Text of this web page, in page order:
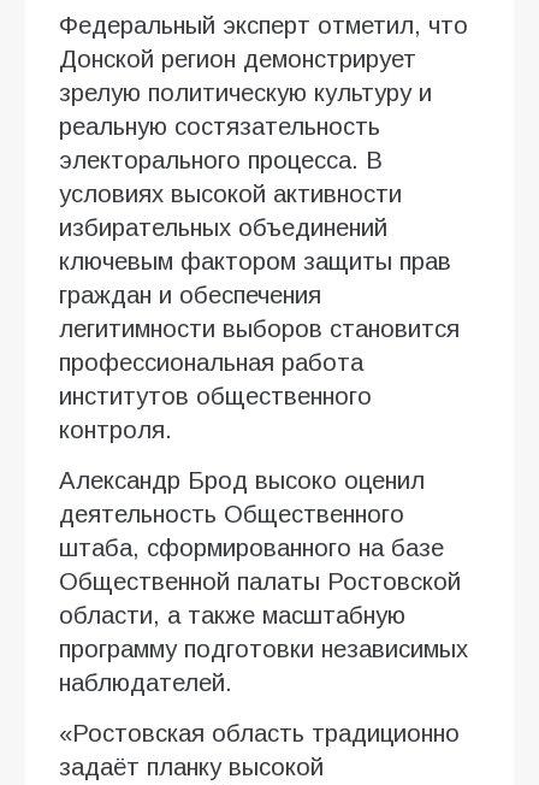
Федеральный эксперт отметил, что
Донской регион демонстрирует
зрелую политическую культуру и
реальную состязательность
электорального процесса. В
условиях высокой активности
избирательных объединений
ключевым фактором защиты прав
граждан и обеспечения
легитимности выборов становится
профессиональная работа
институтов общественного
контроля.
Александр Брод высоко оценил
деятельность Общественного
штаба, сформированного на базе
Общественной палаты Ростовской
области, а также масштабную
программу подготовки независимых
наблюдателей.
«Ростовская область традиционно
задаёт планку высокой